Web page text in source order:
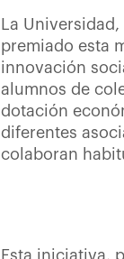
La
premiado esta
innovación
alumnos de
dotación
diferentes
colaboran
Esta iniciativa,